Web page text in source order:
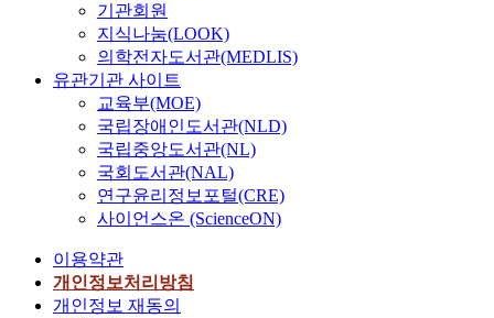
기관회원
지식나눔(LOOK)
의학전자도서관(MEDLIS)
유관기관 사이트
교육부(MOE)
국립장애인도서관(NLD)
국립중앙도서관(NL)
국회도서관(NAL)
연구윤리정보포털(CRE)
사이언스온 (ScienceON)
이용약관
개인정보처리방침
개인정보 재동의